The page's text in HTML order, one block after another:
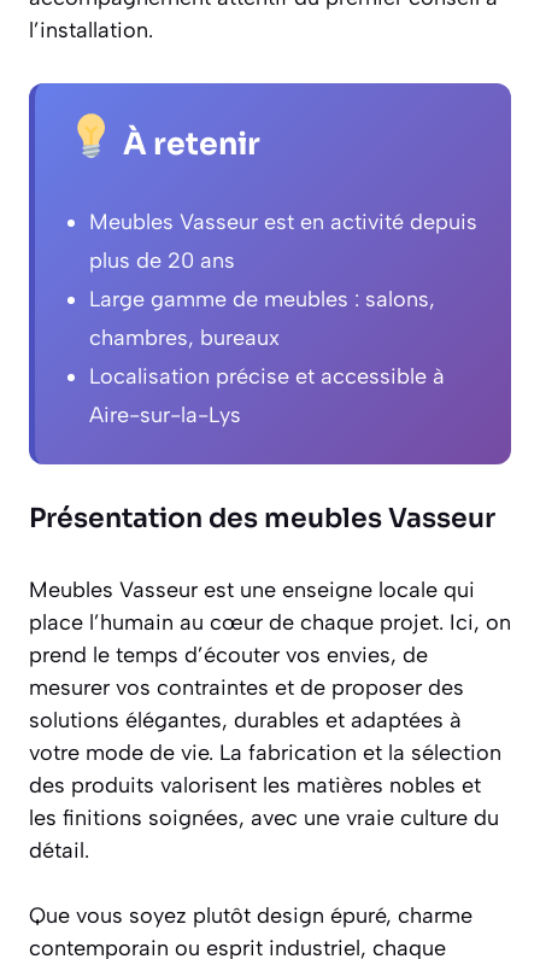
l’installation.
À retenir
Meubles Vasseur est en activité depuis
plus de 20 ans
Large gamme de meubles : salons,
chambres, bureaux
Localisation précise et accessible à
Aire-sur-la-Lys
Présentation des meubles Vasseur
Meubles Vasseur est une enseigne locale qui
place l’humain au cœur de chaque projet. Ici, on
prend le temps d’écouter vos envies, de
mesurer vos contraintes et de proposer des
solutions élégantes, durables et adaptées à
votre mode de vie. La fabrication et la sélection
des produits valorisent les matières nobles et
les finitions soignées, avec une vraie culture du
détail.
Que vous soyez plutôt design épuré, charme
contemporain ou esprit industriel, chaque